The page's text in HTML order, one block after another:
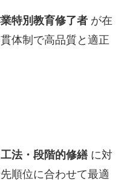
特別教育修了者が在
体制で高品質と適正
法・段階的修繕に対
順位に合わせて最適